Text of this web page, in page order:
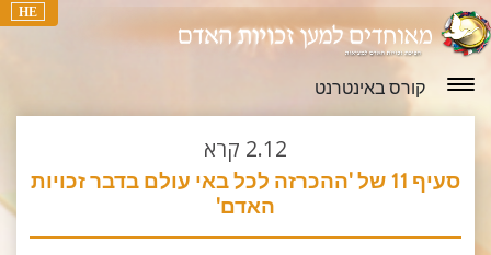
HE
קורס באינטרנט
2.12 קרא
סעיף 11 של 'ההכרזה לכל באי עולם בדבר זכויות
האדם'